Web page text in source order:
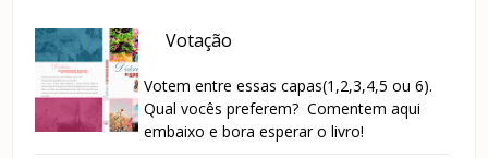
Votação
Votem entre essas capas(1,2,3,4,5 ou 6).
Qual vocês preferem? Comentem aqui
embaixo e bora esperar o livro!